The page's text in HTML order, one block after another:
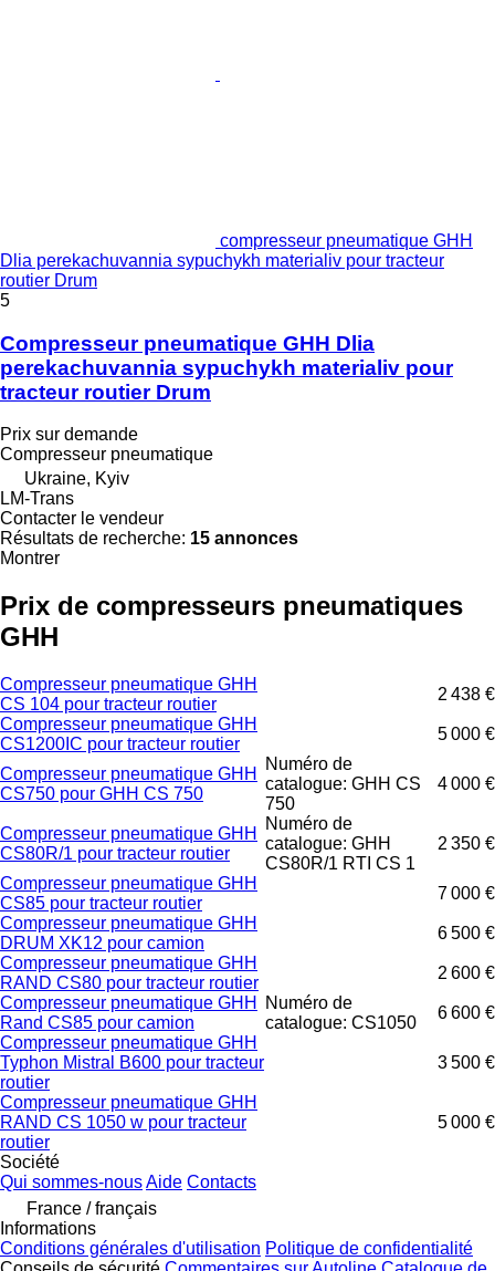
compresseur pneumatique GHH
Dlia perekachuvannia sypuchykh materialiv pour tracteur
routier Drum
5
Compresseur pneumatique GHH Dlia
perekachuvannia sypuchykh materialiv pour
tracteur routier Drum
Prix sur demande
Compresseur pneumatique
Ukraine, Kyiv
LM-Trans
Contacter le vendeur
Résultats de recherche: 15 annonces
Montrer
Prix de compresseurs pneumatiques
GHH
Compresseur pneumatique GHH
CS 104 pour tracteur routier
2 438 €
Compresseur pneumatique GHH
CS1200IC pour tracteur routier
5 000 €
Compresseur pneumatique GHH
CS750 pour GHH CS 750
Numéro de
catalogue: GHH CS
750
4 000 €
Compresseur pneumatique GHH
CS80R/1 pour tracteur routier
Numéro de
catalogue: GHH
CS80R/1 RTI CS 1
2 350 €
Compresseur pneumatique GHH
CS85 pour tracteur routier
7 000 €
Compresseur pneumatique GHH
DRUM XK12 pour camion
6 500 €
Compresseur pneumatique GHH
RAND CS80 pour tracteur routier
2 600 €
Compresseur pneumatique GHH
Rand CS85 pour camion
Numéro de
catalogue: CS1050
6 600 €
Compresseur pneumatique GHH
Typhon Mistral B600 pour tracteur
routier
3 500 €
Compresseur pneumatique GHH
RAND CS 1050 w pour tracteur
routier
5 000 €
Société
Qui sommes-nousAide Contacts
France / français
Informations
Conditions générales d'utilisation Politique de confidentialité